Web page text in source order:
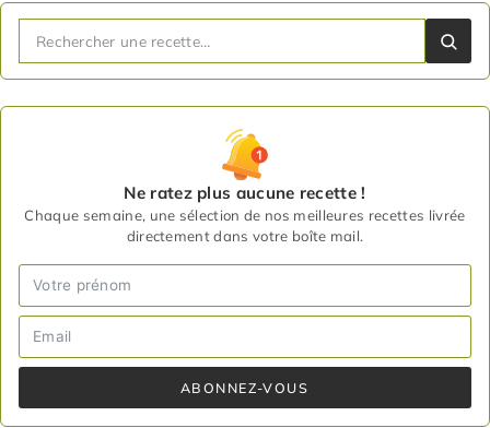
Ne ratez plus aucune recette !
Chaque semaine, une sélection de nos meilleures recettes livrée
directement dans votre boîte mail.
ABONNEZ-VOUS